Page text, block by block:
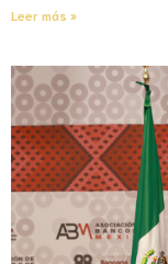
Leer más »